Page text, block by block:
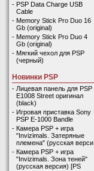
- PSP Data Charge USB
Cable
- Memory Stick Pro Duo 16
Gb (original)
- Memory Stick Pro Duo 4
Gb (original)
- Мягкий чехол для PSP
(черный)
Новинки PSP
- Лицевая панель для PSP
E1008 Street оригинал
(black)
- Игровая приставка Sony
PSP E-1000 Bandle
- Камера PSP + игра
"Invizimals. Затеряные
племена" (русская верси
- Камера PSP + игра
"Invizimals. Зона теней"
(русская версия) [PS